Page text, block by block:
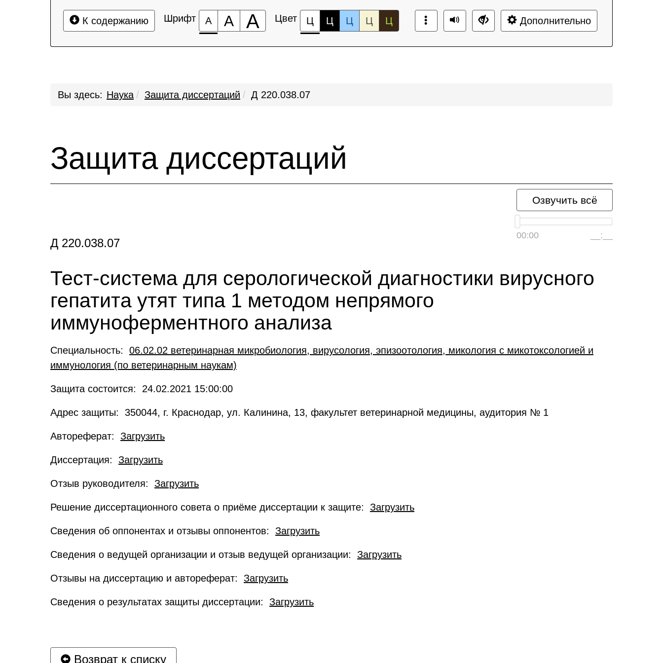
К содержанию Шрифт А А А Цвет Ц Ц Ц Ц Ц Дополнительно
Вы здесь: Наука Защита диссертаций Д 220.038.07
Защита диссертаций
Озвучить всё
00:00 __:__
Д 220.038.07
Тест-система для серологической диагностики вирусного
гепатита утят типа 1 методом непрямого
иммуноферментного анализа
Специальность: 06.02.02 ветеринарная микробиология, вирусология, эпизоотология, микология с микотоксологией и
иммунология (по ветеринарным наукам)
Защита состоится: 24.02.2021 15:00:00
Адрес защиты: 350044, г. Краснодар, ул. Калинина, 13, факультет ветеринарной медицины, аудитория № 1
Автореферат: Загрузить
Диссертация: Загрузить
Отзыв руководителя: Загрузить
Решение диссертационного совета о приёме диссертации к защите: Загрузить
Сведения об оппонентах и отзывы оппонентов: Загрузить
Сведения о ведущей организации и отзыв ведущей организации: Загрузить
Отзывы на диссертацию и автореферат: Загрузить
Сведения о результатах защиты диссертации: Загрузить
Возврат к списку